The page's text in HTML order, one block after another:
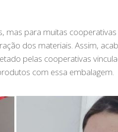
mas para muitas
dos materiais. Assim,
pelas cooperativas
com essa embalagem.